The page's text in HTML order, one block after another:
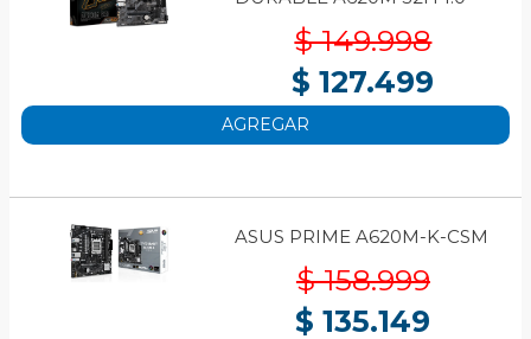
$ 149.998
$ 127.499
AGREGAR
ASUS PRIME A620M-K-CSM
$ 158.999
$ 135.149